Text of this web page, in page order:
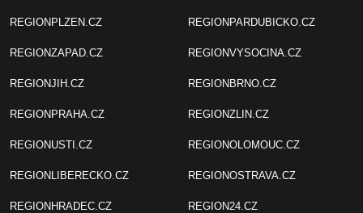
REGIONPLZEN.CZ
REGIONZAPAD.CZ
REGIONJIH.CZ
REGIONPRAHA.CZ
REGIONUSTI.CZ
REGIONLIBERECKO.CZ
REGIONHRADEC.CZ
REGIONPARDUBICKO.CZ
REGIONVYSOCINA.CZ
REGIONBRNO.CZ
REGIONZLIN.CZ
REGIONOLOMOUC.CZ
REGIONOSTRAVA.CZ
REGION24.CZ